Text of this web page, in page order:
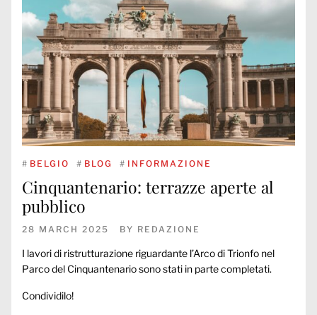
# BELGIO # BLOG # INFORMAZIONE
Cinquantenario: terrazze aperte al
pubblico
28 MARCH 2025 BY REDAZIONE
I lavori di ristrutturazione riguardante l’Arco di Trionfo nel
Parco del Cinquantenario sono stati in parte completati.
Condividilo!